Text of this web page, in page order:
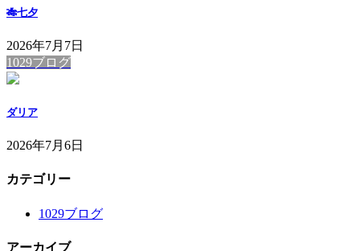
🎋七夕
2026年7月7日
1029ブログ
ダリア
2026年7月6日
カテゴリー
1029ブログ
アーカイブ